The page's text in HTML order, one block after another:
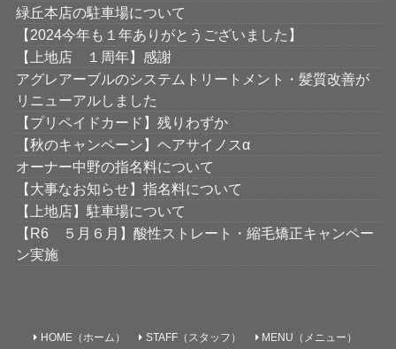
緑丘本店の駐車場について
【2024今年も１年ありがとうございました】
【上地店 １周年】感謝
アグレアーブルのシステムトリートメント・髪質改善が
リニューアルしました
【プリペイドカード】残りわずか
【秋のキャンペーン】ヘアサイノスα
オーナー中野の指名料について
【大事なお知らせ】指名料について
【上地店】駐車場について
【R6 ５月６月】酸性ストレート・縮毛矯正キャンペー
ン実施
HOME（ホーム） STAFF（スタッフ） MENU（メニュー）